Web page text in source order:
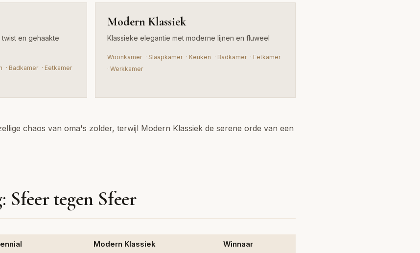
en gehaakte
· Badkamer · Eetkamer
Modern Klassiek
Klassieke elegantie met moderne lijnen en fluweel
Woonkamer · Slaapkamer · Keuken · Badkamer · Eetkamer
· Werkkamer
chaos van oma's zolder, terwijl Modern Klassiek de serene orde van een
tegen Sfeer
Modern Klassiek Winnaar